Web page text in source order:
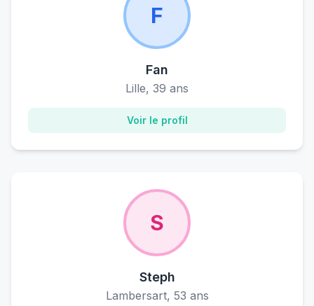
F
Fan
Lille, 39 ans
Voir le profil
S
Steph
Lambersart, 53 ans